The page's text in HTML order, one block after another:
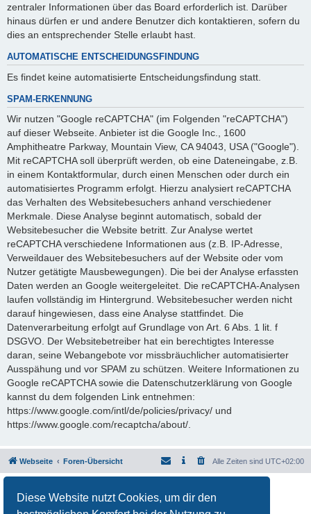
Diese Website nutzt Cookies, um dir den
zentraler Informationen über das Board erforderlich ist. Darüber
hinaus dürfen er und andere Benutzer dich kontaktieren, sofern du
dies an entsprechender Stelle erlaubt hast.
AUTOMATISCHE ENTSCHEIDUNGSFINDUNG
Es findet keine automatisierte Entscheidungsfindung statt.
SPAM-ERKENNUNG
Wir nutzen "Google reCAPTCHA" (im Folgenden "reCAPTCHA")
auf dieser Webseite. Anbieter ist die Google Inc., 1600
Amphitheatre Parkway, Mountain View, CA 94043, USA ("Google").
Mit reCAPTCHA soll überprüft werden, ob eine Dateneingabe, z.B.
in einem Kontaktformular, durch einen Menschen oder durch ein
automatisiertes Programm erfolgt. Hierzu analysiert reCAPTCHA
das Verhalten des Websitebesuchers anhand verschiedener
Merkmale. Diese Analyse beginnt automatisch, sobald der
Websitebesucher die Website betritt. Zur Analyse wertet
reCAPTCHA verschiedene Informationen aus (z.B. IP-Adresse,
Verweildauer des Websitebesuchers auf der Website oder vom
Nutzer getätigte Mausbewegungen). Die bei der Analyse erfassten
Daten werden an Google weitergeleitet. Die reCAPTCHA-Analysen
laufen vollständig im Hintergrund. Websitebesucher werden nicht
darauf hingewiesen, dass eine Analyse stattfindet. Die
Datenverarbeitung erfolgt auf Grundlage von Art. 6 Abs. 1 lit. f
DSGVO. Der Websitebetreiber hat ein berechtigtes Interesse
daran, seine Webangebote vor missbräuchlicher automatisierter
Ausspähung und vor SPAM zu schützen. Weitere Informationen zu
Google reCAPTCHA sowie die Datenschutzerklärung von Google
kannst du dem folgenden Link entnehmen:
https://www.google.com/intl/de/policies/privacy/ und
https://www.google.com/recaptcha/about/.
Webseite Foren-Übersicht Alle Zeiten sind UTC+02:00
Deutsche Übersetzung durchphpBB.de
Datenschutz|Nutzungsbedingungen